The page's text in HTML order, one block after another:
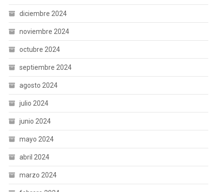
diciembre 2024
noviembre 2024
octubre 2024
septiembre 2024
agosto 2024
julio 2024
junio 2024
mayo 2024
abril 2024
marzo 2024